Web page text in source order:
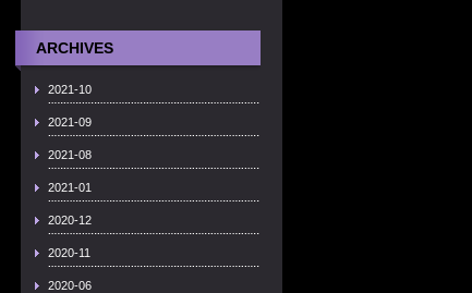
ARCHIVES
2021-10
2021-09
2021-08
2021-01
2020-12
2020-11
2020-06